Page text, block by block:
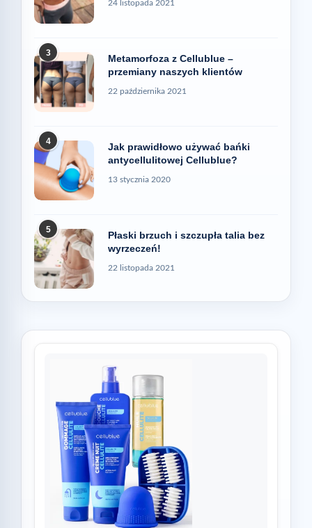
24 listopada 2021
3
Metamorfoza z Cellublue –
przemiany naszych klientów
22 października 2021
4
Jak prawidłowo używać bańki
antycellulitowej Cellublue?
13 stycznia 2020
5
Płaski brzuch i szczupła talia bez
wyrzeczeń!
22 listopada 2021